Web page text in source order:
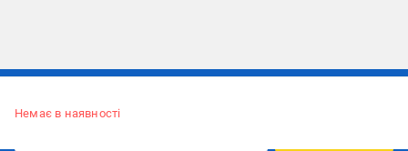
Немає в наявності